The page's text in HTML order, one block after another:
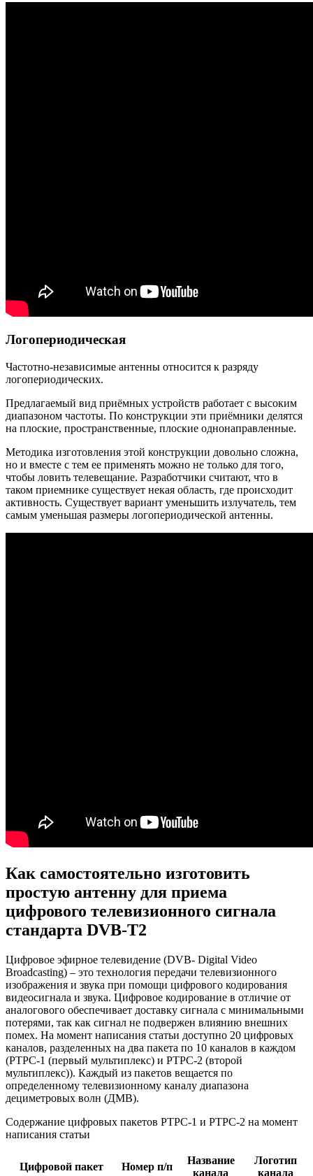
Логопериодическая
Частотно-независимые антенны относится к разряду
логопериодических.
Предлагаемый вид приёмных устройств работает с высоким
диапазоном частоты. По конструкции эти приёмники делятся
на плоские, пространственные, плоские однонаправленные.
Методика изготовления этой конструкции довольно сложна,
но и вместе с тем ее применять можно не только для того,
чтобы ловить телевещание. Разработчики считают, что в
таком приемнике существует некая область, где происходит
активность. Существует вариант уменьшить излучатель, тем
самым уменьшая размеры логопериодической антенны.
Как самостоятельно изготовить
простую антенну для приема
цифрового телевизионного сигнала
стандарта DVB-T2
Цифровое эфирное телевидение (DVB- Digital Video
Broadcasting) – это технология передачи телевизионного
изображения и звука при помощи цифрового кодирования
видеосигнала и звука. Цифровое кодирование в отличие от
аналогового обеспечивает доставку сигнала с минимальными
потерями, так как сигнал не подвержен влиянию внешних
помех. На момент написания статьи доступно 20 цифровых
каналов, разделенных на два пакета по 10 каналов в каждом
(РТРС-1 (первый мультиплекс) и РТРС-2 (второй
мультиплекс)). Каждый из пакетов вещается по
определенному телевизионному каналу диапазона
дециметровых волн (ДМВ).
Содержание цифровых пакетов РТРС-1 и РТРС-2 на момент
написания статьи
Цифровой пакет Номер п/п
Название
канала
Логотип
канала